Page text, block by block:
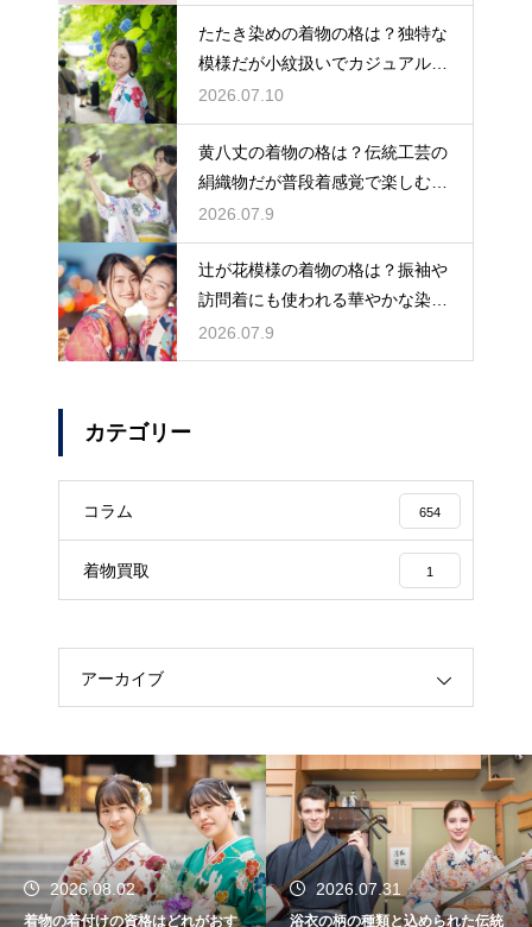
たたき染めの着物の格は？独特な
模様だが小紋扱いでカジュアルに
着こなす
2026.07.10
黄八丈の着物の格は？伝統工芸の
絹織物だが普段着感覚で楽しむお
しゃれ着
2026.07.9
辻が花模様の着物の格は？振袖や
訪問着にも使われる華やかな染め
の格式
2026.07.9
カテゴリー
コラム 654
着物買取 1
アーカイブ
2026.08.02
着物の着付けの資格はどれがおす
2026.07.31
浴衣の柄の種類と込められた伝統